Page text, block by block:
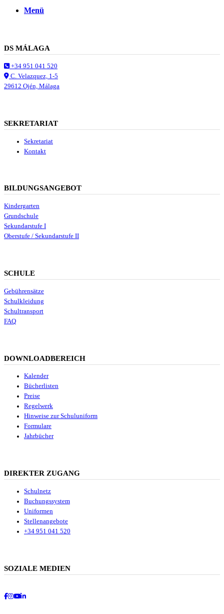
Menü
DS MÁLAGA
+34 951 041 520
C. Velazquez, 1-5
29612 Ojén, Málaga
SEKRETARIAT
Sekretariat
Kontakt
BILDUNGSANGEBOT
Kindergarten
Grundschule
Sekundarstufe I
Oberstufe / Sekundarstufe II
SCHULE
Gebührensätze
Schulkleidung
Schultransport
FAQ
DOWNLOADBEREICH
Kalender
Bücherlisten
Preise
Regelwerk
Hinweise zur Schuluniform
Formulare
Jahrbücher
DIREKTER ZUGANG
Schulnetz
Buchungssystem
Uniformen
Stellenangebote
+34 951 041 520
SOZIALE MEDIEN